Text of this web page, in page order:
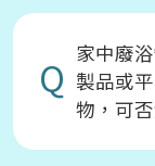
Q 家中廢
製品或
物，可